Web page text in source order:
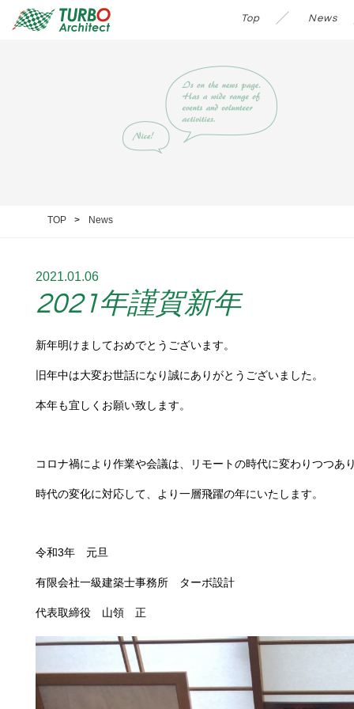
Top News
TOP News
2021.01.06
2021年謹賀新年
新年明けましておめでとうございます。
旧年中は大変お世話になり誠にありがとうございました。
本年も宜しくお願い致します。
コロナ禍により作業や会議は、リモートの時代に変わりつつあ
時代の変化に対応して、より一層飛躍の年にいたします。
令和3年 元旦
有限会社一級建築士事務所 ターボ設計
代表取締役 山領 正